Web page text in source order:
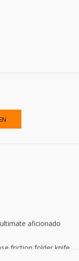
ultimate aficionado
friction folder knife